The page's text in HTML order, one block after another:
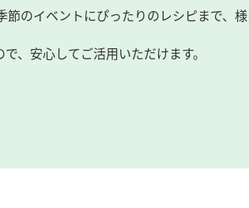
のイベントにぴったりのレシピまで、
、安心してご活用いただけます。